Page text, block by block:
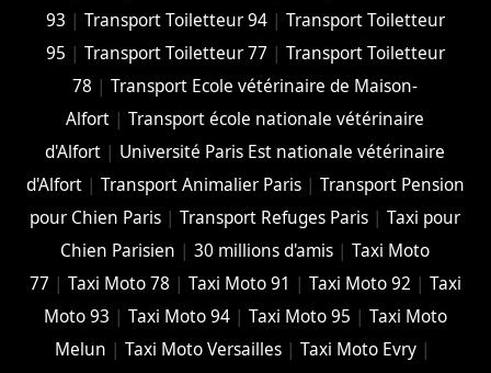
93 | Transport Toiletteur 94| Transport Toiletteur
95 | Transport Toiletteur 77 | Transport Toiletteur
78 |Transport Ecole vétérinaire de Maison-
Alfort |Transport école nationale vétérinaire
d'Alfort | Université Paris Est nationale vétérinaire
d'Alfort| Transport Animalier Paris| Transport Pension
pour Chien Paris |Transport Refuges Paris |Taxi pour
Chien Parisien |30 millions d'amis |Taxi Moto
77 | Taxi Moto 78 | Taxi Moto 91 | Taxi Moto 92 | Taxi
Moto 93 | Taxi Moto 94| Taxi Moto 95 | Taxi Moto
Melun |Taxi Moto Versailles |Taxi Moto Evry |